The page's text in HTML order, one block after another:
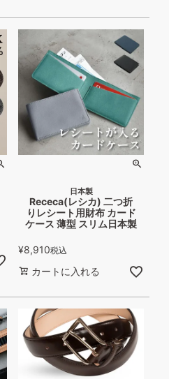
日本製
Receca(レシカ) 二つ折
りレシート用財布 カード
ケース 薄型 スリム日本製
¥8,910税込
カートに入れる